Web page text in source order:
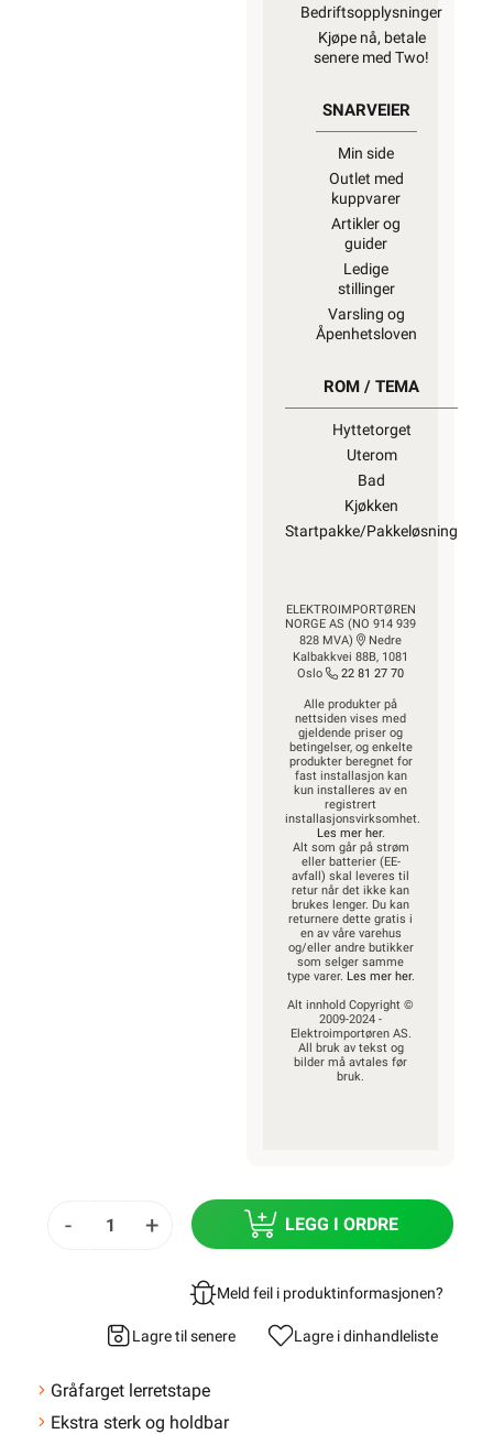
Bedriftsopplysninger
Kjøpe nå, betale
senere med Two!
SNARVEIER
Min side
Outlet med
kuppvarer
Artikler og
guider
Ledige
stillinger
Varsling og
Åpenhetsloven
ROM / TEMA
Hyttetorget
Uterom
Bad
Kjøkken
Startpakke/Pakkeløsning
ELEKTROIMPORTØREN
NORGE AS (NO 914 939
828 MVA)
Nedre
Kalbakkvei 88B, 1081
Oslo
22 81 27 70
Alle produkter på
nettsiden vises med
gjeldende priser og
betingelser, og enkelte
produkter beregnet for
fast installasjon kan
kun installeres av en
registrert
installasjonsvirksomhet.
Les mer her.
Alt som går på strøm
eller batterier (EE-
avfall) skal leveres til
retur når det ikke kan
brukes lenger. Du kan
returnere dette gratis i
en av våre varehus
og/eller andre butikker
som selger samme
type varer. Les mer her.
Alt innhold Copyright ©
2009-2024 -
Elektroimportøren AS.
All bruk av tekst og
bilder må avtales før
bruk.
- + LEGG I ORDRE
Meld feil i produktinformasjonen?
Lagre til senere Lagre i dinhandleliste
Gråfarget lerretstape
Ekstra sterk og holdbar